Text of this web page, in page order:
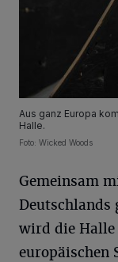
Aus ganz Europa
Halle.
Foto: Wicked Woods
Gemeinsam
Deutschlands
wird die
europäischen